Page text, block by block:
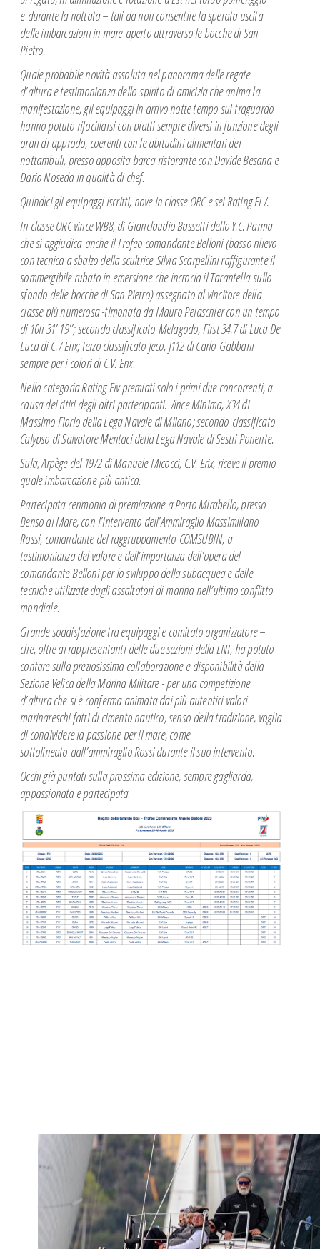
e durante la nottata – tali da non consentire la sperata uscita
delle imbarcazioni in mare aperto attraverso le bocche di San
Pietro.
Quale probabile novità assoluta nel panorama delle regate
d’altura e testimonianza dello spirito di amicizia che anima la
manifestazione, gli equipaggi in arrivo notte tempo sultraguardo
hanno potuto rifocillarsi con piatti sempre diversi in funzione degli
orari diapprodo, coerenti con le abitudini alimentari dei
nottambuli, presso apposita barcaristorante con Davide Besana e
Dario Noseda in qualità di chef.
Quindici gli equipaggi iscritti, nove in classe ORC e sei Rating FIV.
In classe ORC vince WB8, di Gianclaudio Bassetti dello Y.C. Parma -
che si aggiudica anche il Trofeo comandante Belloni (basso rilievo
con tecnica a sbalzo della scultriceSilvia Scarpellini raffigurante il
sommergibile rubato in emersione che incrocia il Tarantellasullo
sfondo delle bocche di San Pietro) assegnato al vincitore della
classe più numerosa -timonata da Mauro Pelaschier con un tempo
di 10h 31’ 19’’; secondo classificato Melagodo, First 34.7 di Luca De
Luca di C.V Erix; terzo classificato Jeco, J112 di Carlo Gabbani
sempre per i colori di C.V. Erix.
Nella categoria Rating Fiv premiati solo i primi due concorrenti, a
causa dei ritiri degli altripartecipanti. Vince Minima, X34 di
Massimo Florio della Lega Navale di Milano; secondo classificato
Calypso di Salvatore Mentaci della Lega Navale di Sestri Ponente.
Sula, Arpège del 1972 di Manuele Micocci, C.V. Erix, riceve il premio
quale imbarcazionepiù antica.
Partecipata cerimonia di premiazione a Porto Mirabello, presso
Benso al Mare, con l’intervento dell’Ammiraglio Massimiliano
Rossi, comandante del raggruppamento COMSUBIN, a
testimonianza del valore e dell’importanza dell’opera del
comandanteBelloni per lo sviluppo della subacquea e delle
tecniche utilizzate dagli assaltatori dimarina nell’ultimo conflitto
mondiale.
Grande soddisfazione tra equipaggi e comitato organizzatore –
che, oltre ai rappresentantidelle due sezioni della LNI, ha potuto
contare sulla preziosissima collaborazione edisponibilità della
Sezione Velica della Marina Militare - per una competizione
d’altura che si è conferma animata dai più autentici valori
marinareschi fatti di cimento nautico, senso della tradizione, voglia
di condividere la passione per il mare, come
sottolineato dall’ammiraglio Rossi durante il suo intervento.
Occhi già puntati sulla prossima edizione, sempre gagliarda,
appassionata e partecipata.